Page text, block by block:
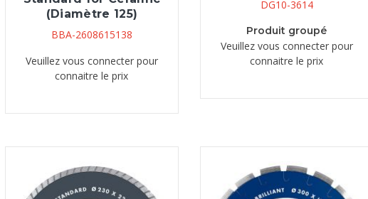
(Diamètre 125)
BBA-2608615138
Veuillez vous connecter pour
connaitre le prix
DG10-3614
Produit groupé
Veuillez vous connecter pour
connaitre le prix